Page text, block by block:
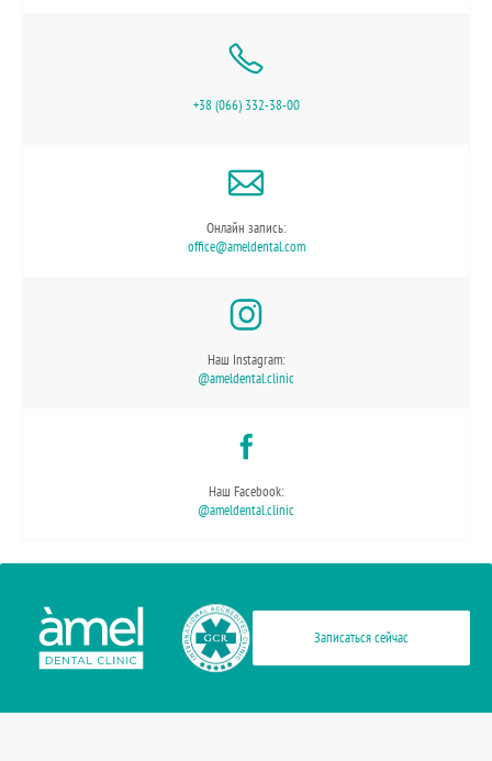
+38 (066) 332-38-00
Онлайн запись:
office@ameldental.com
Наш Instagram:
@ameldental.clinic
Наш Facebook:
@ameldental.clinic
Записаться сейчас